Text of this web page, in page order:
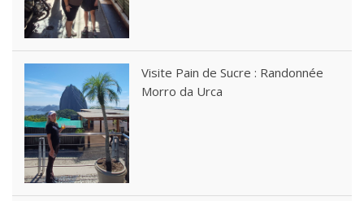
Visite Pain de Sucre : Randonnée
Morro da Urca